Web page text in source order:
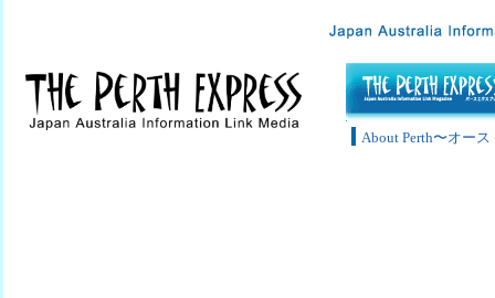
About Perth〜オー